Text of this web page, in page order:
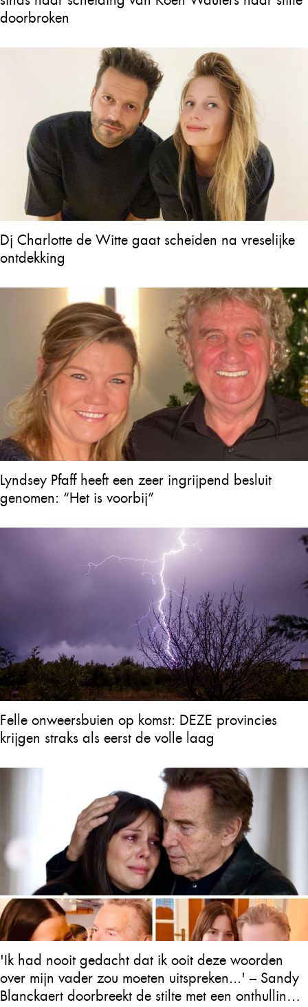
doorbroken
Dj Charlotte de Witte gaat scheiden na vreselijke
ontdekking
Lyndsey Pfaff heeft een zeer ingrijpend besluit
genomen: “Het is voorbij”
Felle onweersbuien op komst: DEZE provincies
krijgen straks als eerst de volle laag
'Ik had nooit gedacht dat ik ooit deze woorden
over mijn vader zou moeten uitspreken...' – Sandy
Blanckaert doorbreekt de stilte met een onthulling